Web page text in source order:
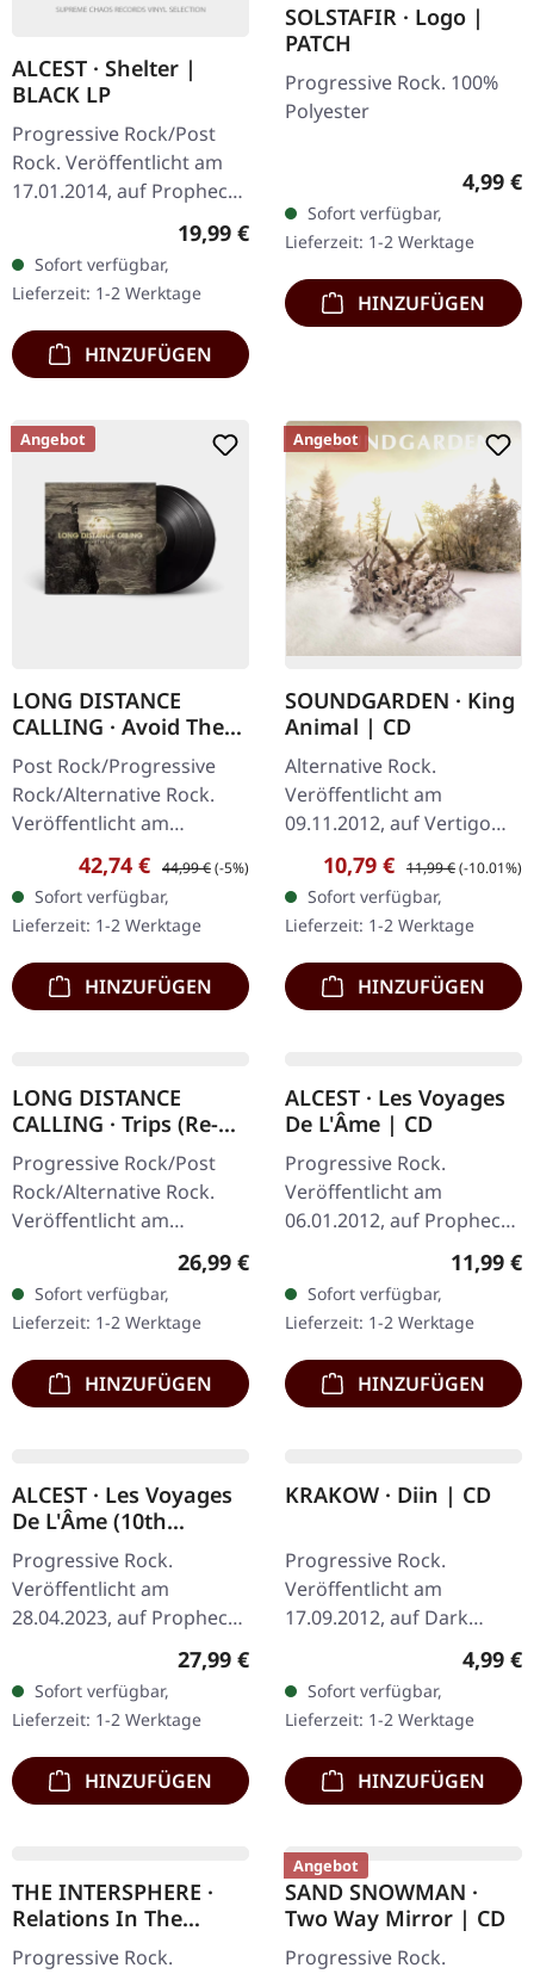
ALCEST · Shelter |
BLACK LP
Progressive Rock/Post
Rock. Veröffentlicht am
17.01.2014, auf Prophecy
Productions. Schwarzes
Vinyl mit bedruckter
Innenhülle, Schutzhülle
und Poster…
Regulärer Preis:
19,99 €
Sofort verfügbar,
Lieferzeit: 1-2 Werktage
HINZUFÜGEN
SOLSTAFIR · Logo |
PATCH
Progressive Rock. 100%
Polyester
4,99 €
Sofort verfügbar,
Lieferzeit: 1-2 Werktage
HINZUFÜGEN
Angebot
LONG DISTANCE
CALLING · Avoid The
Light | BLACK BIO 2LP
Post Rock/Progressive
Rock/Alternative Rock.
Veröffentlicht am
26.04.2024, auf earMUSIC.
Schwarzes Doppel-Bio-
Vinyl im schweren
Gatefold-Cover mit…
Verkaufspreis:
42,74 € Regulärer Preis:
44,99 €(-5%)
Sofort verfügbar,
Lieferzeit: 1-2 Werktage
HINZUFÜGEN
Angebot
SOUNDGARDEN · King
Animal | CD
Alternative Rock.
Veröffentlicht am
09.11.2012, auf Vertigo
Records. CD im Jewelcase.
Nach einer
sechzehnjährigen Pause
kehrten Soundgarden mit
"King…
Verkaufspreis:
10,79 € Regulärer Preis:
11,99 €(-10.01%)
Sofort verfügbar,
Lieferzeit: 1-2 Werktage
HINZUFÜGEN
LONG DISTANCE
CALLING · Trips (Re-
Release) |
SILVER/BLACK 2LP
Progressive Rock/Post
Rock/Alternative Rock.
Veröffentlicht am
Construction Records. Re-
Release als
Silber/Schwarz
marmoriertes…
Regulärer Preis:
26,99 €
Sofort verfügbar,
Lieferzeit: 1-2 Werktage
HINZUFÜGEN
ALCEST · Les Voyages
De L'Âme | CD
Progressive Rock.
Veröffentlicht am
06.01.2012, auf Prophecy
Productions. CD im
Jewelcase. Das Album "Les
Voyages De L'âme" von
Alcest ist eine…
11,99 €
Sofort verfügbar,
Lieferzeit: 1-2 Werktage
HINZUFÜGEN
ALCEST · Les Voyages
De L'Âme (10th
Anniversary Edition) |
HARDOVER BOOK CD
Progressive Rock.
Veröffentlicht am
28.04.2023, auf Prophecy
Hardcover-Buch (18x18
cm, 60 Seiten) mit
Heißfolienprägung auf
dem Cover…
Regulärer Preis:
27,99 €
Sofort verfügbar,
Lieferzeit: 1-2 Werktage
HINZUFÜGEN
KRAKOW · Diin | CD
Progressive Rock.
Veröffentlicht am
17.09.2012, auf Dark
Essence Records. CD im
norwegische Progressive-
Rock-Formation Krakow
liefert…
4,99 €
Sofort verfügbar,
Lieferzeit: 1-2 Werktage
HINZUFÜGEN
THE INTERSPHERE ·
Relations In The
Unseen | CD
Progressive Rock.
Angebot
SAND SNOWMAN ·
Two Way Mirror | CD
Progressive Rock.